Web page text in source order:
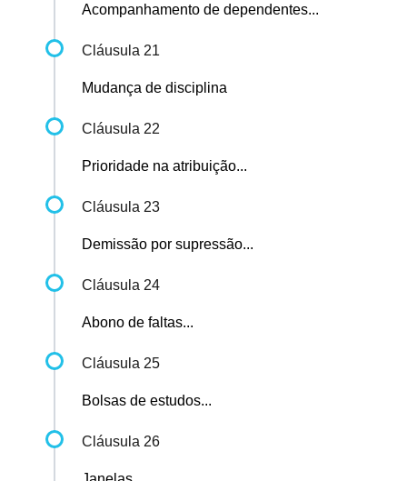
Acompanhamento de dependentes...
Cláusula 21
Mudança de disciplina
Cláusula 22
Prioridade na atribuição...
Cláusula 23
Demissão por supressão...
Cláusula 24
Abono de faltas...
Cláusula 25
Bolsas de estudos...
Cláusula 26